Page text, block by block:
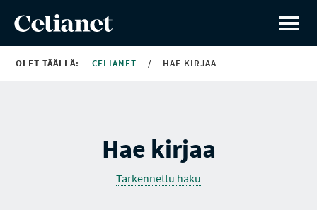
OLET TÄÄLLÄ: CELIANET / HAE KIRJAA
Hae kirjaa
Tarkennettu haku